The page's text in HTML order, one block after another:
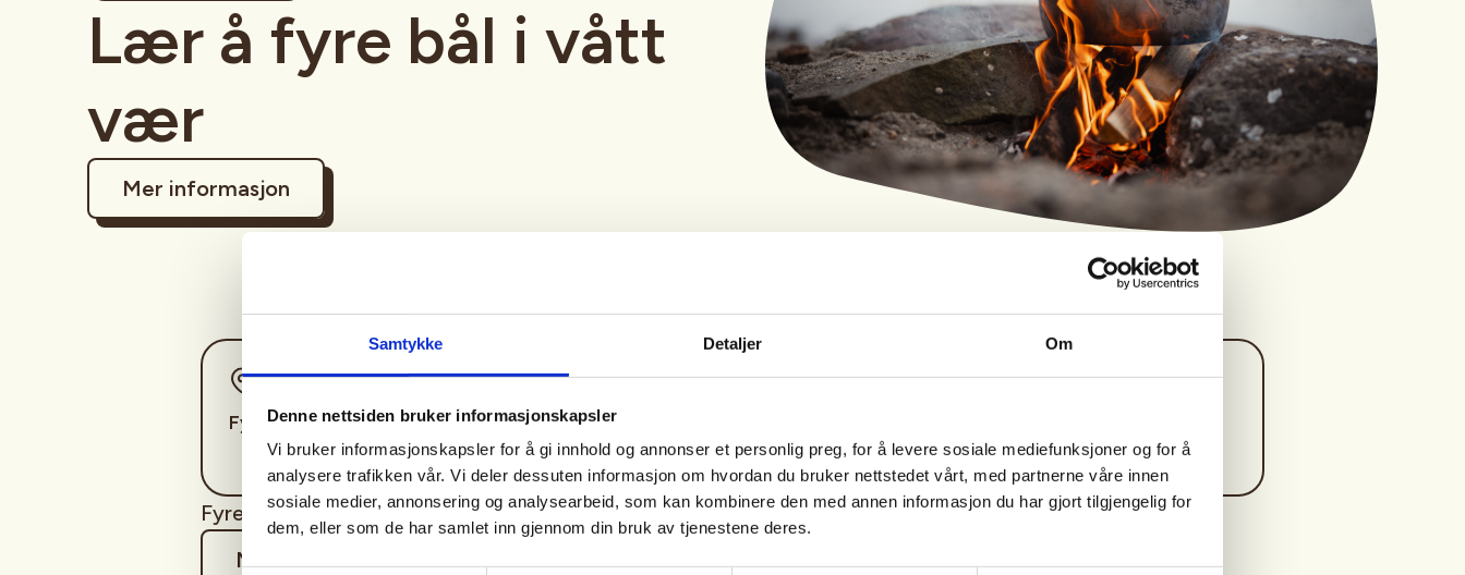
Samtykke Detaljer Om
Denne nettsiden bruker informasjonskapsler
Vi bruker informasjonskapsler for å gi innhold og annonser et personlig preg, for å levere sosiale mediefunksjoner og for å
analysere trafikken vår. Vi deler dessuten informasjon om hvordan du bruker nettstedet vårt, med partnerne våre innen
sosiale medier, annonsering og analysearbeid, som kan kombinere den med annen informasjon du har gjort tilgjengelig for
dem, eller som de har samlet inn gjennom din bruk av tjenestene deres.
Lær å fyre bål i vått
vær
Mer informasjon
Sted
Fyresdal
Tid
25. Oct 2026
Kl. 13.00 - 15.00
Arrangør Kontaktperson
Fyre bål og lage til mat i en årstid der det er vått og kaldt.
Mer informasjon